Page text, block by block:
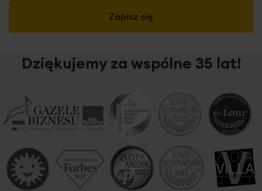
Zapisz się
Dziękujemy za wspólne 35 lat!